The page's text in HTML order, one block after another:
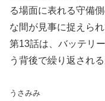
る場面に表れる守備
な間が見事に捉えられ
第13話は、バッテリ
う背後で繰り返され
うさみみ